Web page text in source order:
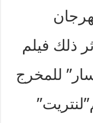
ذلك فيلم
للمخرج